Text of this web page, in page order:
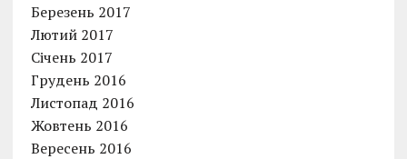
Березень 2017
Лютий 2017
Січень 2017
Грудень 2016
Листопад 2016
Жовтень 2016
Вересень 2016